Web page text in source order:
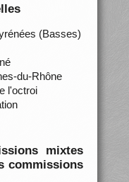
(Basses)
du-Rhône
l'octroi
mixtes
commissions